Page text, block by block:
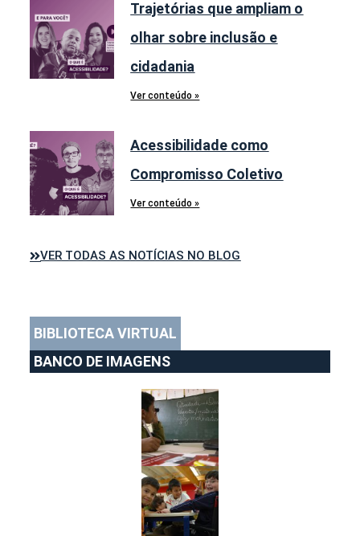
Trajetórias que ampliam o
olhar sobre inclusão e
cidadania
Ver conteúdo »
Acessibilidade como
Compromisso Coletivo
Ver conteúdo »
VER TODAS AS NOTÍCIAS NO BLOG
BIBLIOTECA VIRTUAL
BANCO DE IMAGENS